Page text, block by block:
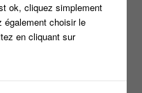
ok, cliquez simplement
également choisir le
en cliquant sur